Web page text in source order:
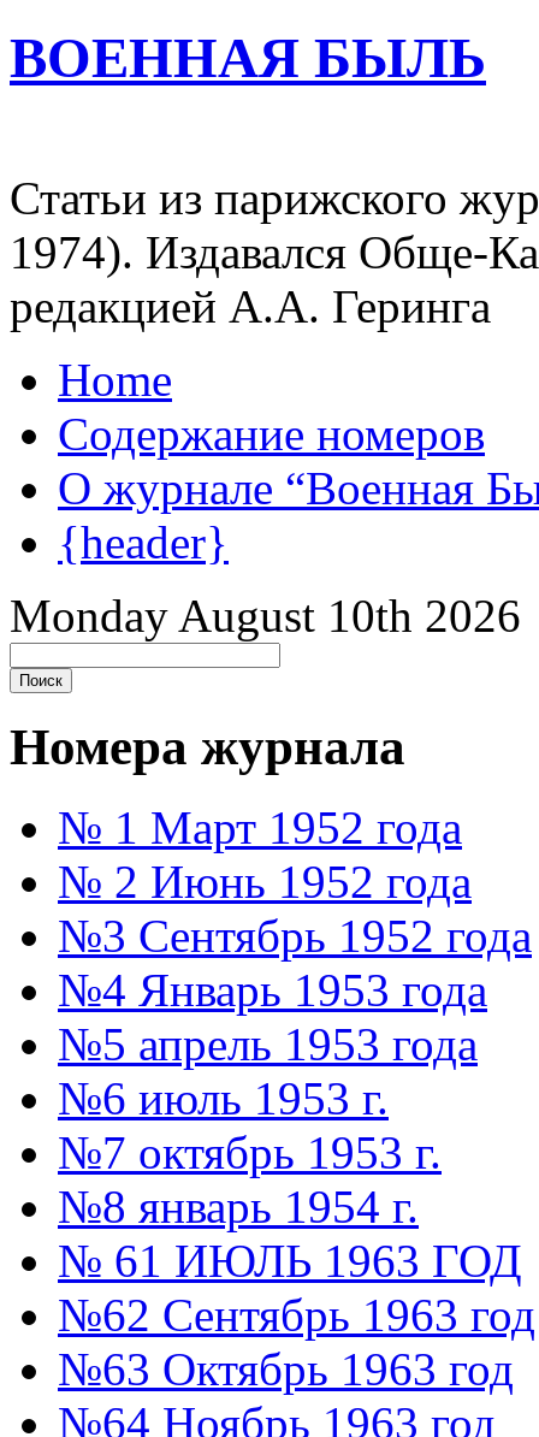
ВОЕННАЯ БЫЛЬ
Статьи из парижского
1974). Издавался Обще-
редакцией А.А. Геринга
Home
Содержание номеров
О журнале “Военная
{header}
Monday August 10th 2026
Номера журнала
№ 1 Март 1952 года
№ 2 Июнь 1952 года
№3 Сентябрь 1952 года
№4 Январь 1953 года
№5 апрель 1953 года
№6 июль 1953 г.
№7 октябрь 1953 г.
№8 январь 1954 г.
№ 61 ИЮЛЬ 1963 ГОД
№62 Сентябрь 1963 год
№63 Октябрь 1963 год
№64 Ноябрь 1963 год